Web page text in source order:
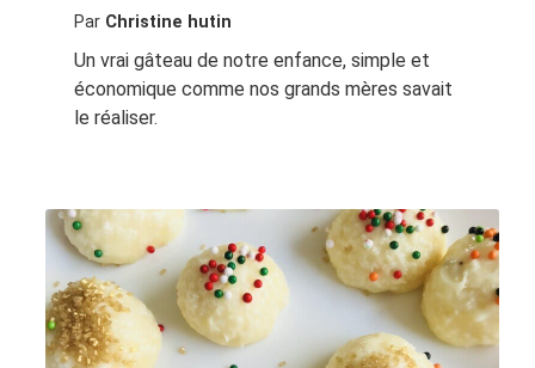
Par Christine hutin
Un vrai gâteau de notre enfance, simple et
économique comme nos grands mères savait
le réaliser.